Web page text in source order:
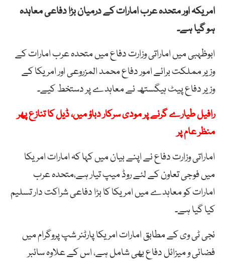
امریکہ اور متحدہ عرب امارات کے درمیان بڑا دفاعی معاہدہ
ہو گیا ہے۔
ابوظہبی میں اماراتی وزارت دفاع میں متحدہ عرب امارات کے
وزیر مملکت برائے امور دفاع محمد المزروعی اور امریکا کے
وزیر دفاع پیٹ ہیگستھ نے معاہدے پر دستخط کیے۔
رافیل طیارے گرنے پر مودی سرکار دباؤ میں، ڈیل کا تنازع پھر
منظر عام پر
اماراتی وزارت دفاع نے اپنے بیان میں کہا کہ امارات امریکا
میں فوجی تعاون کے لئے روڈ میپ تیار ہے،متحدہ عرب
امارات کو معاہدے میں امریکا کا بڑا دفاعی شراکت دار تسلیم
کیا گیا ہے۔
نجی ٹی وی کے مطابق امارات امریکا پارٹنر شپ پروگرام میں
فضائی و میزائل دفاع بھی شامل ہے، اس کے علاوہ سائبر